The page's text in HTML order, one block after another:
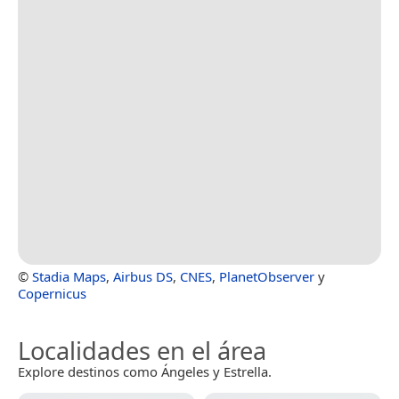
© Stadia Maps, Airbus DS, CNES, PlanetObserver y
Copernicus
Localidades en el área
Explore destinos como Ángeles y Estrella.